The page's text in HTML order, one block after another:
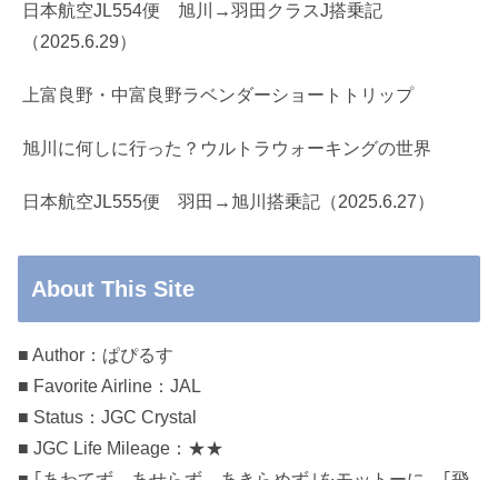
日本航空JL554便 旭川→羽田クラスJ搭乗記
（2025.6.29）
上富良野・中富良野ラベンダーショートトリップ
旭川に何しに行った？ウルトラウォーキングの世界
日本航空JL555便 羽田→旭川搭乗記（2025.6.27）
About This Site
■ Author：ぱぴるす
■ Favorite Airline：JAL
■ Status：JGC Crystal
■ JGC Life Mileage：★★